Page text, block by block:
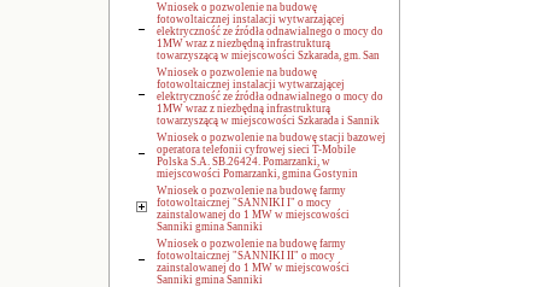
Wniosek o pozwolenie na budowę
fotowoltaicznej instalacji wytwarzającej
elektryczność ze źródła odnawialnego o mocy do
1MW wraz z niezbędną infrastrukturą
towarzyszącą w miejscowości Szkarada, gm. San
Wniosek o pozwolenie na budowę
fotowoltaicznej instalacji wytwarzającej
elektryczność ze źródła odnawialnego o mocy do
1MW wraz z niezbędną infrastrukturą
towarzyszącą w miejscowości Szkarada i Sannik
Wniosek o pozwolenie na budowę stacji bazowej
operatora telefonii cyfrowej sieci T-Mobile
Polska S.A. SB.26424. Pomarzanki, w
miejscowości Pomarzanki, gmina Gostynin
Wniosek o pozwolenie na budowę farmy
fotowoltaicznej "SANNIKI I" o mocy
zainstalowanej do 1 MW w miejscowości
Sanniki gmina Sanniki
Wniosek o pozwolenie na budowę farmy
fotowoltaicznej "SANNIKI II" o mocy
zainstalowanej do 1 MW w miejscowości
Sanniki gmina Sanniki